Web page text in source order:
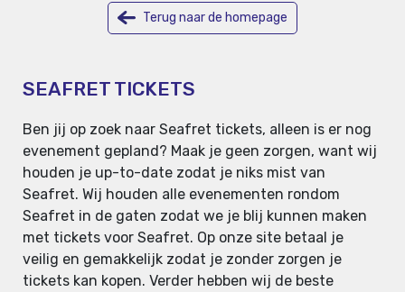
Terug naar de homepage
SEAFRET TICKETS
Ben jij op zoek naar Seafret tickets, alleen is er nog
evenement gepland? Maak je geen zorgen, want wij
houden je up-to-date zodat je niks mist van
Seafret. Wij houden alle evenementen rondom
Seafret in de gaten zodat we je blij kunnen maken
met tickets voor Seafret. Op onze site betaal je
veilig en gemakkelijk zodat je zonder zorgen je
tickets kan kopen. Verder hebben wij de beste